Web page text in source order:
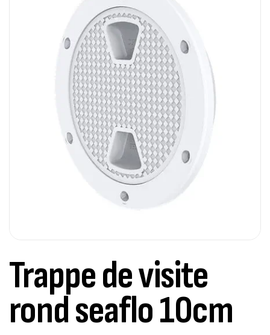
Trappe de visite
rond seaflo 10cm